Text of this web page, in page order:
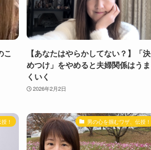
こ
【あなたはやらかしてない？】「決
めつけ」をやめると夫婦関係はうま
くいく
2026年2月2日
！ 男の心を掴むワザ、伝授！